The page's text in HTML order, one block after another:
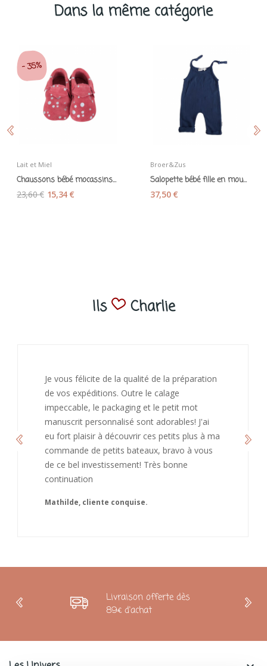
Dans la même catégorie
Lait et Miel
Chaussons bébé mocassins en suède rosé - Lait...
23,60 € 15,34 €
-35%
Broer&Zus
Salopette bébé fille en mousseline de coton bio...
37,50 €
Ils Charlie
J’ai adoré ouvrir ce paquet votre message est
bienveillant et fait plaisir. Je ne manquerai pas
de recommandé chez vous. Bonne
continuation et merci à vous.
Caroline
Livraison offerte dès
89€ d'achat